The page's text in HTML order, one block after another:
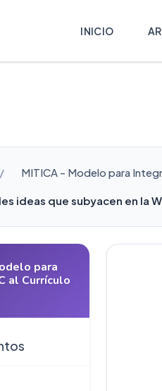
INICIO
MITICA - Modelo para
ideas que subyacen en la
para
al Currículo